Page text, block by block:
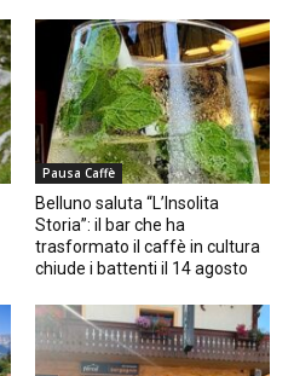
Pausa Caffè
Belluno saluta “L’Insolita
Storia”: il bar che ha
trasformato il caffè in cultura
chiude i battenti il 14 agosto